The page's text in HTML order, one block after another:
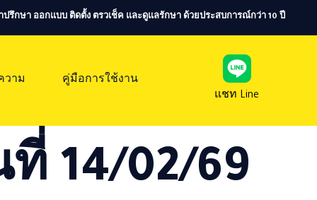
ปรึกษา ออกแบบ ติดตั้ง ตรวเช็ค และดูแลรักษา ด้วยประสบการณ์กว่า 10 ปี
วาม
คู่มือการใช้งาน
แชท Line
14/02/69